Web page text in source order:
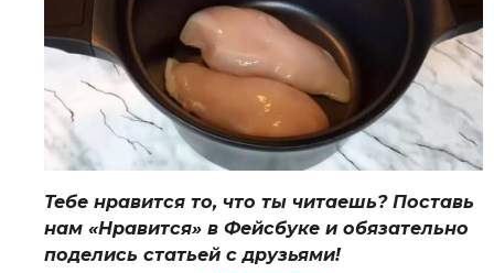
Тебе нравится то, что ты читаешь? Поставь
нам «Нравится» в Фейсбуке и обязательно
поделись статьей с друзьями!